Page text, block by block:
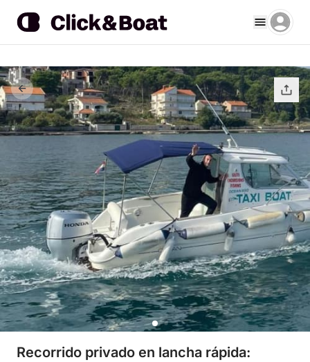
Recorrido privado en lancha rápida: